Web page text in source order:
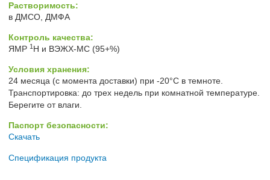
Растворимость:
в ДМСО, ДМФА
Контроль качества:
ЯМР 1 H и ВЭЖХ-МС (95+%)
Условия хранения:
24 месяца (с момента доставки) при -20°C в темноте.
Транспортировка: до трех недель при комнатной температуре.
Берегите от влаги.
Паспорт безопасности:
Скачать
Спецификация продукта